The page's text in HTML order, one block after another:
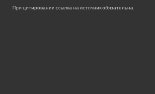
При цитировании ссылка на источник обязательна.